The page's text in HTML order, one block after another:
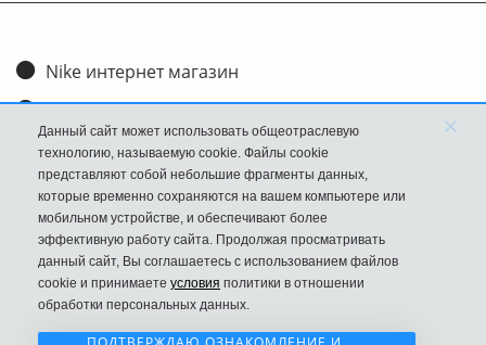
Nike интернет магазин
Доставка и оплата
Обмен и возврат
Размеры
FAQ
Новости
Политика Конфиденциальности
Данный сайт может использовать общеотраслевую
технологию, называемую cookie. Файлы cookie
представляют собой небольшие фрагменты данных,
которые временно сохраняются на вашем компьютере или
мобильном устройстве, и обеспечивают более
эффективную работу сайта. Продолжая просматривать
данный сайт, Вы соглашаетесь с использованием файлов
cookie и принимаете условия политики в отношении
обработки персональных данных.
×